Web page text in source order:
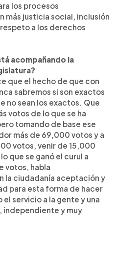
los procesos
más justicia social, inclusión
a los derechos
acompañando la
que el hecho de que con
sabremos si son exactos
no sean los exactos. Que
votos de lo que se ha
tomando de base ese
más de 69,000 votos y a
votos, venir de 15,000
que se ganó el curul a
votos, habla
la ciudadanía aceptación y
para esta forma de hacer
servicio a la gente y una
independiente y muy